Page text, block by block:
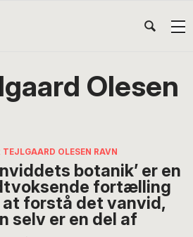
Olesen
TEJLGAARD OLESEN RAVN
botanik’ er en
fortælling
at forstå det vanvid,
selv er en del af